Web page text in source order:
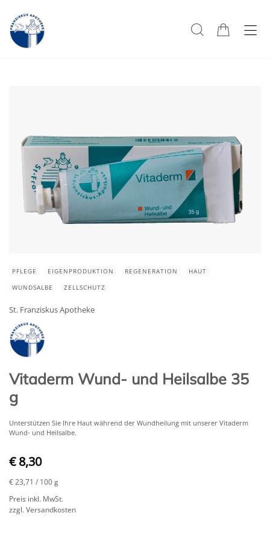
PFLEGE EIGENPRODUKTION REGENERATION
HAUT
WUNDSALBE
ZELLSCHUTZ
St. Franziskus Apotheke
Vitaderm Wund- und Heilsalbe 35
g
Unterstützen Sie Ihre Haut während der Wundheilung mit unserer Vitaderm
Wund- und Heilsalbe.
€ 8,30
€ 23,71 / 100 g
Preis inkl. MwSt.
zzgl. Versandkosten